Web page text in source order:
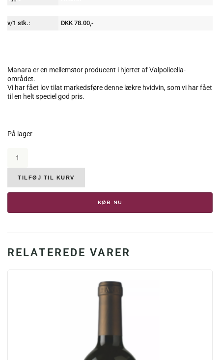
v/1 stk.: DKK 78.00,-
Manara er en mellemstor producent i hjertet af Valpolicella-
området.
Vi har fået lov tilat markedsføre denne lækre hvidvin, som vi har fået
til en helt speciel god pris.
På lager
Busete
Garganega
Veneto,
2017,
antal
TILFØJ TIL KURV
KØB NU
RELATEREDE VARER